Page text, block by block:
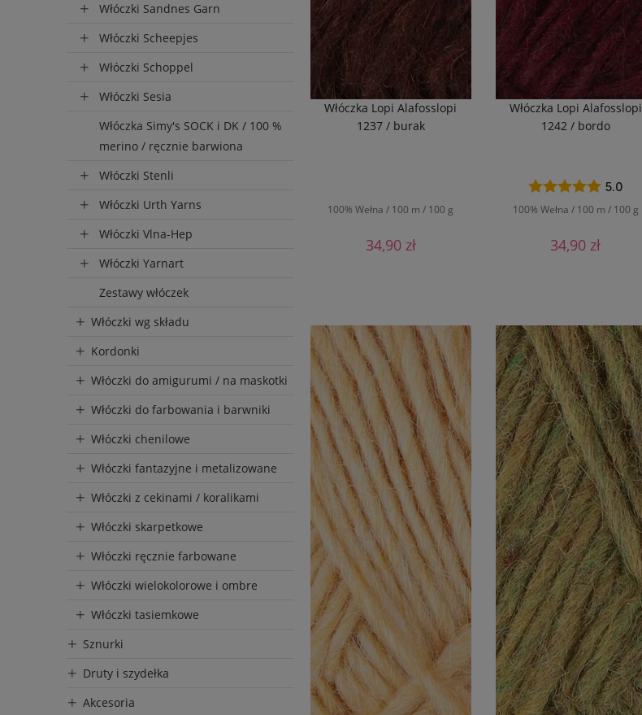
Włóczki Sandnes Garn
Włóczki Scheepjes
Włóczki Schoppel
Włóczki Sesia
Włóczka Simy's SOCK i DK / 100 %
merino / ręcznie barwiona
Włóczki Stenli
Włóczki Urth Yarns
Włóczki Vlna-Hep
Włóczki Yarnart
Zestawy włóczek
Włóczki wg składu
Kordonki
Włóczki do amigurumi / na maskotki
Włóczki do farbowania i barwniki
Włóczki chenilowe
Włóczki fantazyjne i metalizowane
Włóczki z cekinami / koralikami
Włóczki skarpetkowe
Włóczki ręcznie farbowane
Włóczki wielokolorowe i ombre
Włóczki tasiemkowe
Sznurki
Druty i szydełka
Akcesoria
Włóczka Lopi Alafosslopi
1237 / burak
100% Wełna / 100 m / 100 g
34,90 zł
Włóczka Lopi Alafosslopi
1242 / bordo
100% Wełna / 100 m / 100 g
5.0
34,90 zł